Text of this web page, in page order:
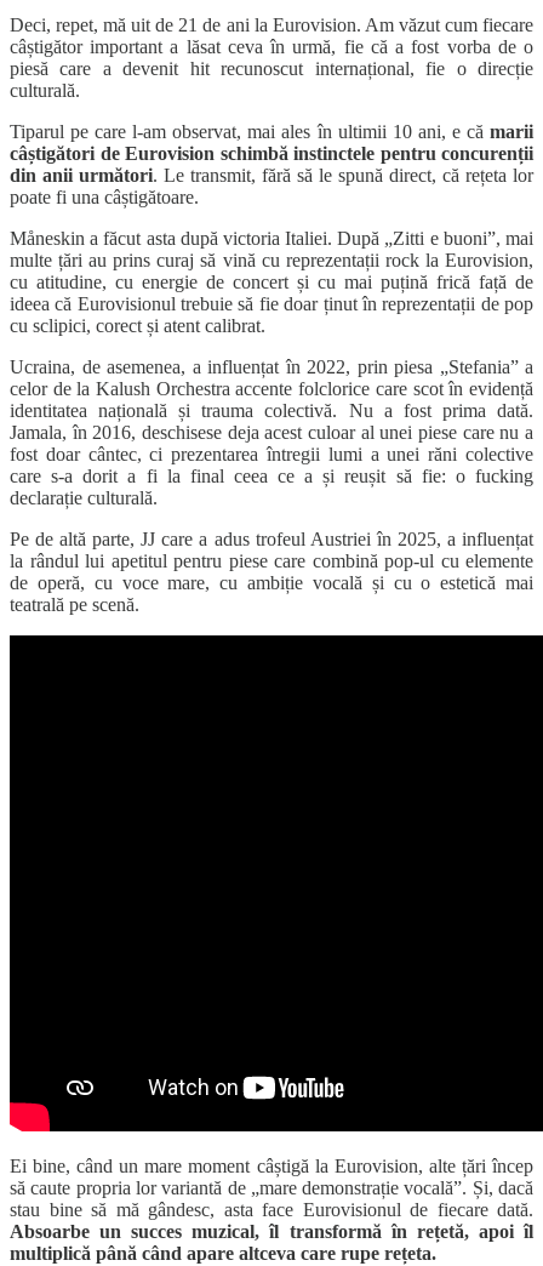
Deci, repet, mă uit de 21 de ani la Eurovision. Am văzut cum fiecare
câștigător important a lăsat ceva în urmă, fie că a fost vorba de o
piesă care a devenit hit recunoscut internațional, fie o direcție
culturală.
Tiparul pe care l-am observat, mai ales în ultimii 10 ani, e că marii
câștigători de Eurovision schimbă instinctele pentru concurenții
din anii următori. Le transmit, fără să le spună direct, că rețeta lor
poate fi una câștigătoare.
Måneskin a făcut asta după victoria Italiei. După „Zitti e buoni”, mai
multe țări au prins curaj să vină cu reprezentații rock la Eurovision,
cu atitudine, cu energie de concert și cu mai puțină frică față de
ideea că Eurovisionul trebuie să fie doar ținut în reprezentații de pop
cu sclipici, corect și atent calibrat.
Ucraina, de asemenea, a influențat în 2022, prin piesa „Stefania” a
celor de la Kalush Orchestra accente folclorice care scot în evidență
identitatea națională și trauma colectivă. Nu a fost prima dată.
Jamala, în 2016, deschisese deja acest culoar al unei piese care nu a
fost doar cântec, ci prezentarea întregii lumi a unei răni colective
care s-a dorit a fi la final ceea ce a și reușit să fie: o fucking
declarație culturală.
Pe de altă parte, JJ care a adus trofeul Austriei în 2025, a influențat
la rândul lui apetitul pentru piese care combină pop-ul cu elemente
de operă, cu voce mare, cu ambiție vocală și cu o estetică mai
teatrală pe scenă.
Ei bine, când un mare moment câștigă la Eurovision, alte țări încep
să caute propria lor variantă de „mare demonstrație vocală”. Și, dacă
stau bine să mă gândesc, asta face Eurovisionul de fiecare dată.
Absoarbe un succes muzical, îl transformă în rețetă, apoi îl
multiplică până când apare altceva care rupe rețeta.